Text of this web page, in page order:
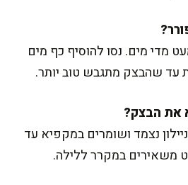
מדי מים. נסו להוסיף כף מים
עד שהבצק מתגבש טוב יותר.
נצמד ושומרים במקפיא עד
במקרר ללילה.